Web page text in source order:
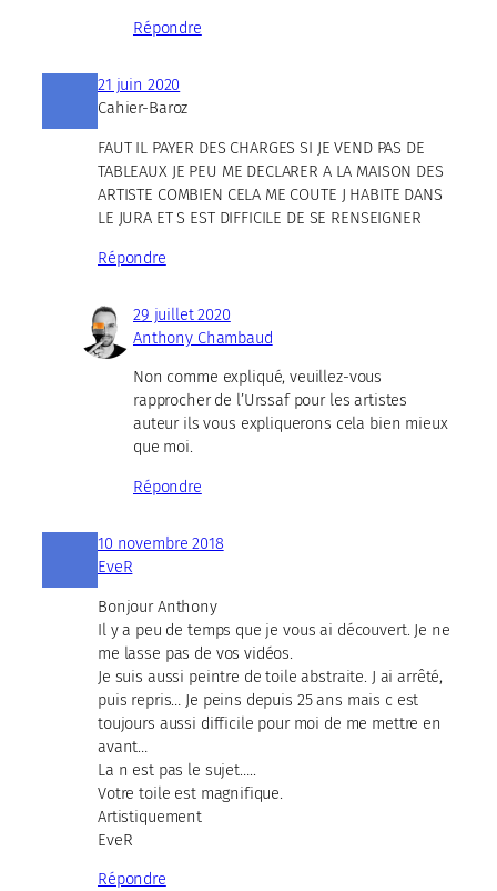
Répondre
21 juin 2020
Cahier-Baroz
FAUT IL PAYER DES CHARGES SI JE VEND PAS DE
TABLEAUX JE PEU ME DECLARER A LA MAISON DES
ARTISTE COMBIEN CELA ME COUTE J HABITE DANS
LE JURA ET S EST DIFFICILE DE SE RENSEIGNER
Répondre
29 juillet 2020
Anthony Chambaud
Non comme expliqué, veuillez-vous
rapprocher de l’Urssaf pour les artistes
auteur ils vous expliquerons cela bien mieux
que moi.
Répondre
10 novembre 2018
EveR
Bonjour Anthony
Il y a peu de temps que je vous ai découvert. Je ne
me lasse pas de vos vidéos.
Je suis aussi peintre de toile abstraite. J ai arrêté,
puis repris… Je peins depuis 25 ans mais c est
toujours aussi difficile pour moi de me mettre en
avant…
La n est pas le sujet…..
Votre toile est magnifique.
Artistiquement
EveR
Répondre